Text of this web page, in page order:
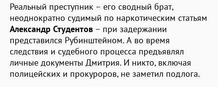
Реальный преступник – его сводный брат,
неоднократно судимый по наркотическим статьям
Александр Студентов – при задержании
представился Рубинштейном. А во время
следствия и судебного процесса предъявлял
личные документы Дмитрия. И никто, включая
полицейских и прокуроров, не заметил подлога.